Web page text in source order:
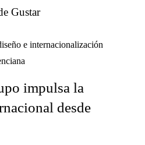
Gustar
impulsa la
desde